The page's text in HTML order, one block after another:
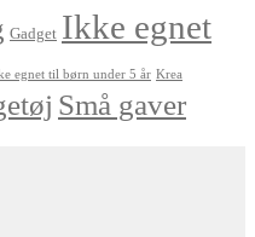
Gadget Ikke egnet
egnet til børn under 5 år Krea
Små gaver